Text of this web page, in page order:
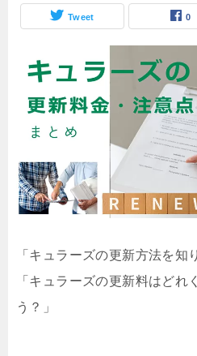
Tweet 0
「キュラーズの更新方法を知
「キュラーズの更新料はどれ
う？」